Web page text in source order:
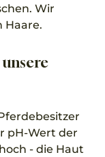
Wir
Haare.
pH-Wert der
- die Haut